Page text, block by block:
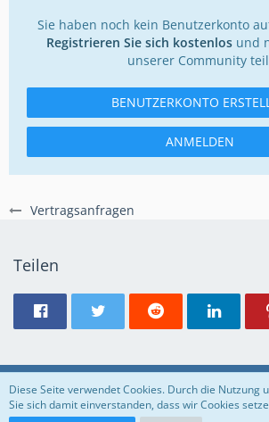
Vertragsanfragen
Sie haben noch kein Benutzerkonto
Registrieren Sie sich kostenlosund
unserer Community
BENUTZERKONTO
ANMELDEN
Teilen
Regeln Datenschutzerklärung
Diese Seite verwendet Cookies. Durch die Nutzung
Sie sich damit einverstanden, dass wir Cookies